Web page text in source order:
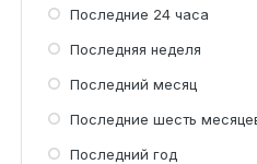
Последние 24 часа
Последняя неделя
Последний месяц
Последние шесть
Последний год